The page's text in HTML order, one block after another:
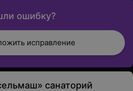
ошибку?
исправление
санаторий